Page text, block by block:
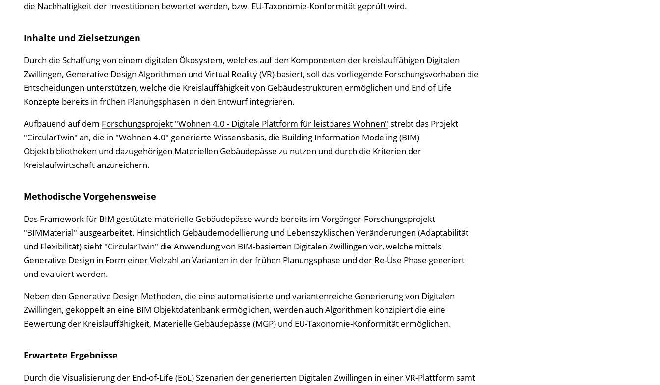
die Nachhaltigkeit der Investitionen bewertet werden, bzw. EU-Taxonomie-Konformität geprüft wird.
Inhalte und Zielsetzungen
Durch die Schaffung von einem digitalen Ökosystem, welches auf den Komponenten der kreislauffähigen Digitalen
Zwillingen, Generative Design Algorithmen und Virtual Reality (VR) basiert, soll das vorliegende Forschungsvorhaben die
Entscheidungen unterstützen, welche die Kreislauffähigkeit von Gebäudestrukturen ermöglichen und End of Life
Konzepte bereits in frühen Planungsphasen in den Entwurf integrieren.
Aufbauend auf dem Forschungsprojekt "Wohnen 4.0 - Digitale Plattform für leistbares Wohnen" strebt das Projekt
"CircularTwin" an, die in "Wohnen 4.0" generierte Wissensbasis, die Building Information Modeling (BIM)
Objektbibliotheken und dazugehörigen Materiellen Gebäudepässe zu nutzen und durch die Kriterien der
Kreislaufwirtschaft anzureichern.
Methodische Vorgehensweise
Das Framework für BIM gestützte materielle Gebäudepässe wurde bereits im Vorgänger-Forschungsprojekt
"BIMMaterial" ausgearbeitet. Hinsichtlich Gebäudemodellierung und Lebenszyklischen Veränderungen (Adaptabilität
und Flexibilität) sieht "CircularTwin" die Anwendung von BIM-basierten Digitalen Zwillingen vor, welche mittels
Generative Design in Form einer Vielzahl an Varianten in der frühen Planungsphase und der Re-Use Phase generiert
und evaluiert werden.
Neben den Generative Design Methoden, die eine automatisierte und variantenreiche Generierung von Digitalen
Zwillingen, gekoppelt an eine BIM Objektdatenbank ermöglichen, werden auch Algorithmen konzipiert die eine
Bewertung der Kreislauffähigkeit, Materielle Gebäudepässe (MGP) und EU-Taxonomie-Konformität ermöglichen.
Erwartete Ergebnisse
Durch die Visualisierung der End-of-Life (EoL) Szenarien der generierten Digitalen Zwillingen in einer VR-Plattform samt